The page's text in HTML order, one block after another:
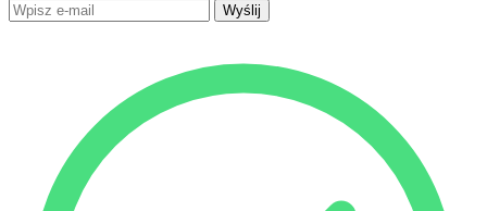
Wyślij